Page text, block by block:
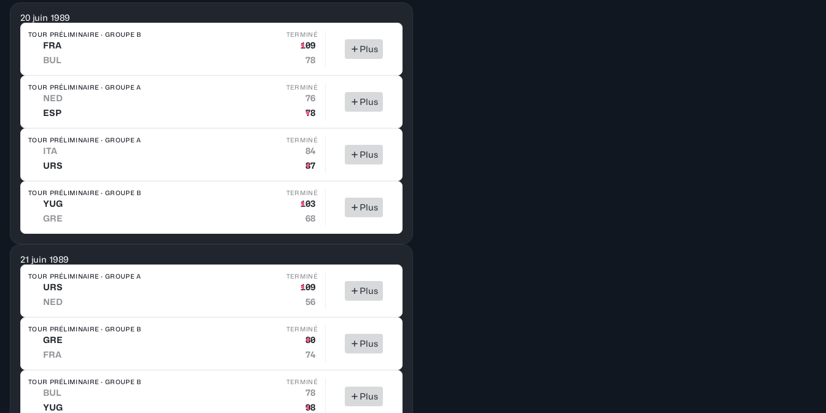
20 juin 1989
TOUR PRÉLIMINAIRE · GROUPE B TERMINÉ
FRA
109
BUL
78
Plus
TOUR PRÉLIMINAIRE · GROUPE A TERMINÉ
NED
76
ESP
78
Plus
TOUR PRÉLIMINAIRE · GROUPE A TERMINÉ
ITA
84
URS
87
Plus
TOUR PRÉLIMINAIRE · GROUPE B TERMINÉ
YUG
103
GRE
68
Plus
21 juin 1989
TOUR PRÉLIMINAIRE · GROUPE A TERMINÉ
URS
109
NED
56
Plus
TOUR PRÉLIMINAIRE · GROUPE B TERMINÉ
GRE
80
FRA
74
Plus
TOUR PRÉLIMINAIRE · GROUPE B TERMINÉ
BUL
78
YUG
98
Plus